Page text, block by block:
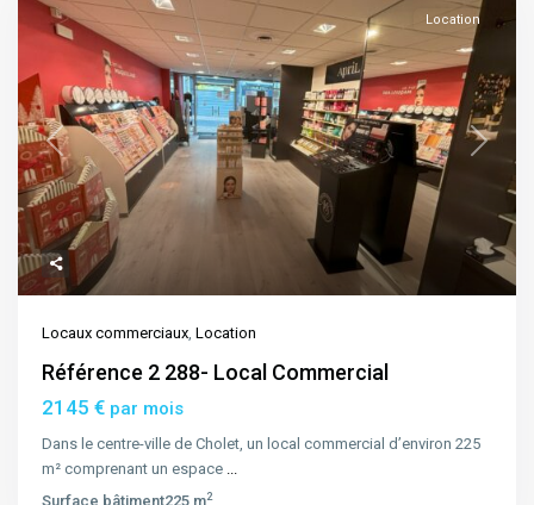
Previous Next
Location
Locaux commerciaux, Location
Référence 2 288- Local Commercial
2145 € par mois
Dans le centre-ville de Cholet, un local commercial d’environ 225
m² comprenant un espace ...
Surface bâtiment225 m2